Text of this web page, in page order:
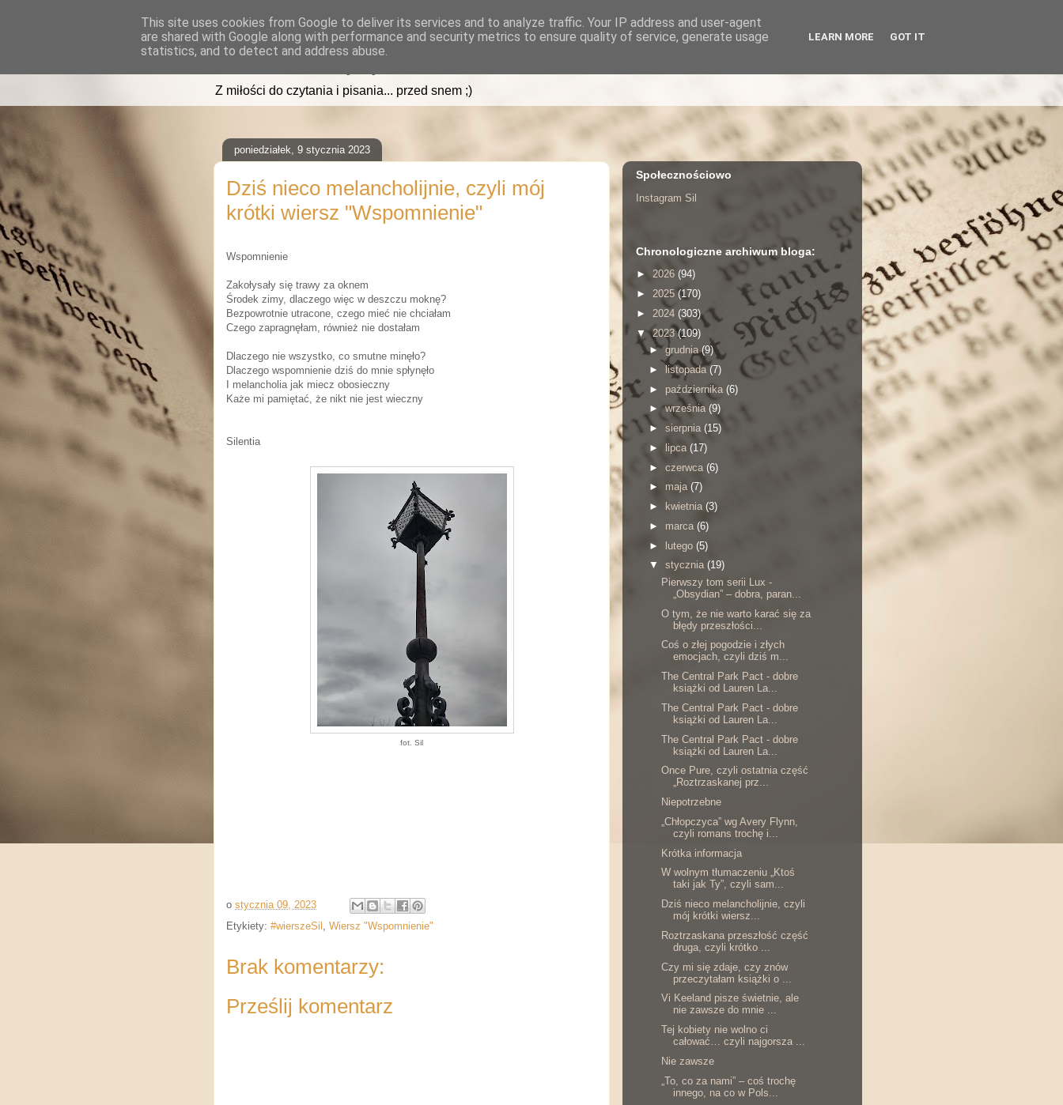
read2sleep.pl
Z miłości do czytania i pisania... przed snem ;)
poniedziałek, 9 stycznia 2023
Dziś nieco melancholijnie, czyli mój
krótki wiersz "Wspomnienie"
Wspomnienie
Zakołysały się trawy za oknem
Środek zimy, dlaczego więc w deszczu moknę?
Bezpowrotnie utracone, czego mieć nie chciałam
Czego zapragnęłam, również nie dostałam
Dlaczego nie wszystko, co smutne minęło?
Dlaczego wspomnienie dziś do mnie spłynęło
I melancholia jak miecz obosieczny
Każe mi pamiętać, że nikt nie jest wieczny
Silentia
fot. Sil
o stycznia 09, 2023
Etykiety: #wierszeSil Wiersz "Wspomnienie"
Brak komentarzy:
Prześlij komentarz
Społecznościowo
Instagram Sil
Chronologiczne archiwum bloga:
► 2026 (94)
► 2025(170)
► 2024 (303)
▼2023(109)
► grudnia(9)
►
listopada(7)
► października (6)
►września (9)
► sierpnia (15)
►
lipca (17)
► czerwca (6)
► maja (7)
►
kwietnia (3)
► marca (6)
► lutego (5)
▼ stycznia (19)
Pierwszy tom serii Lux -
„Obsydian” – dobra, paran...
O tym, że nie warto karać się za
błędy przeszłości...
Coś o złej pogodzie i złych
emocjach, czyli dziś m...
The Central Park Pact - dobre
książki od Lauren La...
The Central Park Pact - dobre
książki od Lauren La...
The Central Park Pact - dobre
książki od Lauren La...
Once Pure, czyli ostatnia część
„Roztrzaskanej prz...
Niepotrzebne
„Chłopczyca” wg Avery Flynn,
czyli romans trochę i...
Krótka informacja
W wolnym tłumaczeniu „Ktoś
taki jak Ty”, czyli sam...
Dziś nieco melancholijnie, czyli
mój krótki wiersz...
Roztrzaskana przeszłość część
druga, czyli krótko ...
Czy mi się zdaje, czy znów
przeczytałam książki o ...
Vi Keeland pisze świetnie, ale
nie zawsze do mnie ...
Tej kobiety nie wolno ci
całować… czyli najgorsza ...
Nie zawsze
„To, co za nami” – coś trochę
innego, na co w Pols...
This site uses cookies from Google to deliver its services and to analyze traffic. Your IP address and user-agent
are shared with Google along with performance and security metrics to ensure quality of service, generate usage
statistics, and to detect and address abuse.
LEARN MORE GOT IT